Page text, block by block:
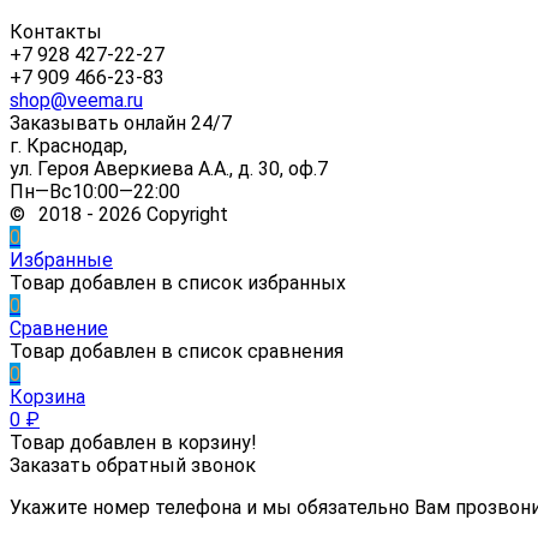
Контакты
+7 928 427-22-27
+7 909 466-23-83
shop@veema.ru
Заказывать онлайн 24/7
г. Краснодар,
ул. Героя Аверкиева А.А., д. 30, оф.7
Пн—Вс10:00—22:00
© 2018 - 2026 Copyright
0
Избранные
Товар добавлен в список избранных
0
Сравнение
Товар добавлен в список сравнения
0
Корзина
0 ₽
Товар добавлен в корзину!
Заказать обратный звонок
Укажите номер телефона и мы обязательно Вам